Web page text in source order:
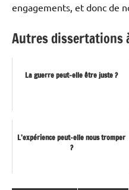
engagements, et donc de
Autres dissertations
La guerre peut-elle être juste ?
L’expérience peut-elle nous tromper
?